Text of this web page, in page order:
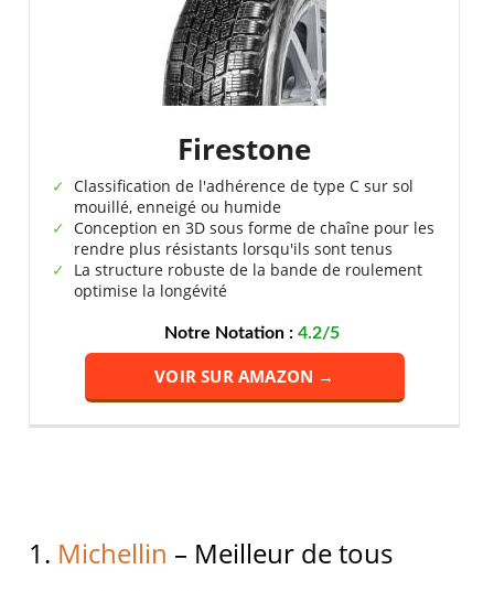
Firestone
Classification de l'adhérence de type C sur sol
mouillé, enneigé ou humide
Conception en 3D sous forme de chaîne pour les
rendre plus résistants lorsqu'ils sont tenus
La structure robuste de la bande de roulement
optimise la longévité
Notre Notation :4.2/5
VOIR SUR AMAZON →
1. Michellin – Meilleur de tous